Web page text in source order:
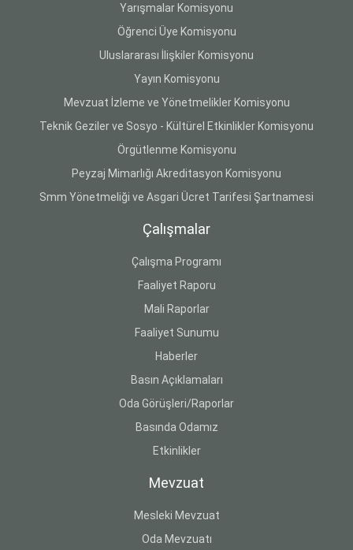
Yarışmalar Komisyonu
Öğrenci Üye Komisyonu
Uluslararası İlişkiler Komisyonu
Yayın Komisyonu
Mevzuat İzleme ve Yönetmelikler Komisyonu
Teknik Geziler ve Sosyo - Kültürel Etkinlikler Komisyonu
Örgütlenme Komisyonu
Peyzaj Mimarlığı Akreditasyon Komisyonu
Smm Yönetmeliği ve Asgari Ücret Tarifesi Şartnamesi
Çalışmalar
Çalışma Programı
Faaliyet Raporu
Mali Raporlar
Faaliyet Sunumu
Haberler
Basın Açıklamaları
Oda Görüşleri/Raporlar
Basında Odamız
Etkinlikler
Mevzuat
Mesleki Mevzuat
Oda Mevzuatı